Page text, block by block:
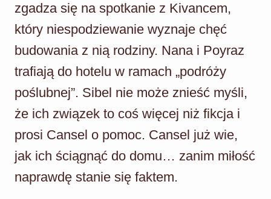
zgadza się na spotkanie z Kivancem,
który niespodziewanie wyznaje chęć
budowania z nią rodziny. Nana i Poyraz
trafiają do hotelu w ramach „podróży
poślubnej”. Sibel nie może znieść myśli,
że ich związek to coś więcej niż fikcja i
prosi Cansel o pomoc. Cansel już wie,
jak ich ściągnąć do domu… zanim miłość
naprawdę stanie się faktem.